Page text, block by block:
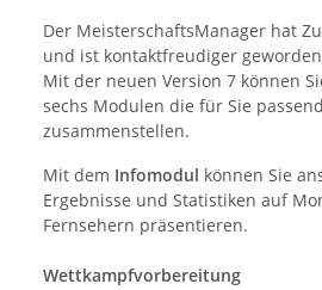
Der MeisterschaftsManager hat
und ist kontaktfreudiger
Mit der neuen Version 7 können
sechs Modulen die für Sie
zusammenstellen.
Mit dem Infomodul können Sie
Ergebnisse und Statistiken auf
Fernsehern präsentieren.
Wettkampfvorbereitung